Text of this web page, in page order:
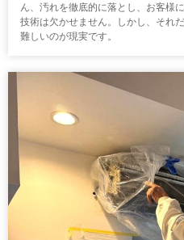
ん、汚れを徹底的に落とし、お客様
技術は欠かせません。しかし、それ
難しいのが現実です。